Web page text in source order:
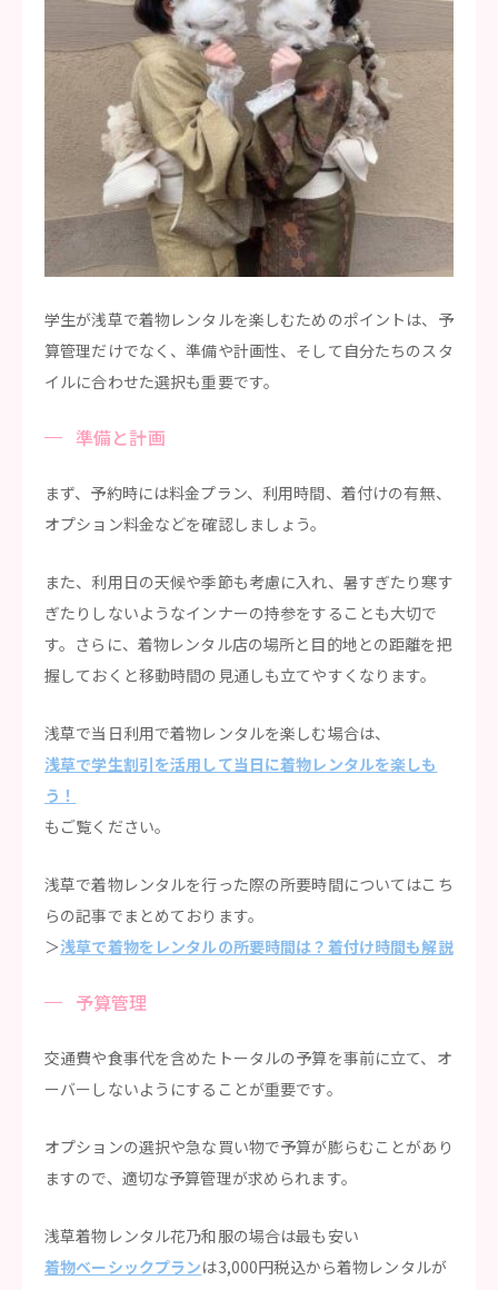
学生が浅草で着物レンタルを楽しむためのポイントは、予
算管理だけでなく、準備や計画性、そして自分たちのスタ
イルに合わせた選択も重要です。
準備と計画
まず、予約時には料金プラン、利用時間、着付けの有無、
オプション料金などを確認しましょう。
また、利用日の天候や季節も考慮に入れ、暑すぎたり寒す
ぎたりしないようなインナーの持参をすることも大切で
す。さらに、着物レンタル店の場所と目的地との距離を把
握しておくと移動時間の見通しも立てやすくなります。
浅草で当日利用で着物レンタルを楽しむ場合は、
浅草で学生割引を活用して当日に着物レンタルを楽しも
う！
もご覧ください。
浅草で着物レンタルを行った際の所要時間についてはこち
らの記事でまとめております。
＞浅草で着物をレンタルの所要時間は？着付け時間も解説
予算管理
交通費や食事代を含めたトータルの予算を事前に立て、オ
ーバーしないようにすることが重要です。
オプションの選択や急な買い物で予算が膨らむことがあり
ますので、適切な予算管理が求められます。
浅草着物レンタル花乃和服の場合は最も安い
着物ベーシックプランは3,000円税込から着物レンタルが